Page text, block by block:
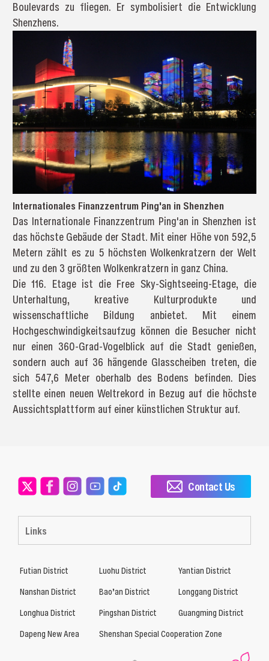
Boulevards zu fliegen. Er symbolisiert die Entwicklung
Shenzhens.
Internationales Finanzzentrum Ping'an in Shenzhen
Das Internationale Finanzzentrum Ping'an in Shenzhen ist
das höchste Gebäude der Stadt. Mit einer Höhe von 592,5
Metern zählt es zu 5 höchsten Wolkenkratzern der Welt
und zu den 3 größten Wolkenkratzern in ganz China.
Die 116. Etage ist die Free Sky-Sightseeing-Etage, die
Unterhaltung, kreative Kulturprodukte und
wissenschaftliche Bildung anbietet. Mit einem
Hochgeschwindigkeitsaufzug können die Besucher nicht
nur einen 360-Grad-Vogelblick auf die Stadt genießen,
sondern auch auf 36 hängende Glasscheiben treten, die
sich 547,6 Meter oberhalb des Bodens befinden. Dies
stellte einen neuen Weltrekord in Bezug auf die höchste
Aussichtsplattform auf einer künstlichen Struktur auf.
Links
Contact Us
Futian District Luohu District
Yantian District
Nanshan District
Bao’an District
Longgang District
Longhua District
Pingshan District
Guangming District
Dapeng New Area
Shenshan Special Cooperation Zone